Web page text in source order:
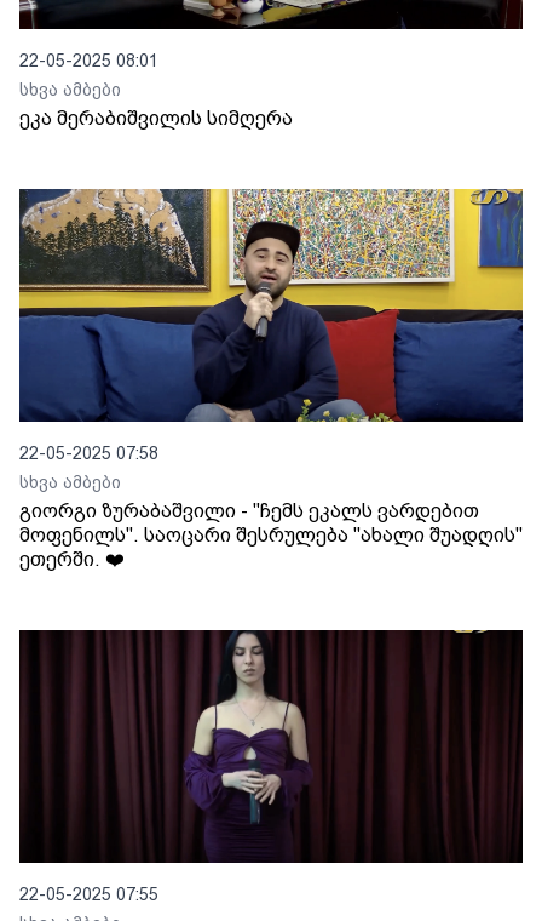
22-05-2025 08:01
სხვა ამბები
ეკა მერაბიშვილის სიმღერა
22-05-2025 07:58
სხვა ამბები
გიორგი ზურაბაშვილი - "ჩემს ეკალს ვარდებით
მოფენილს". საოცარი შესრულება "ახალი შუადღის"
ეთერში. ❤️
22-05-2025 07:55